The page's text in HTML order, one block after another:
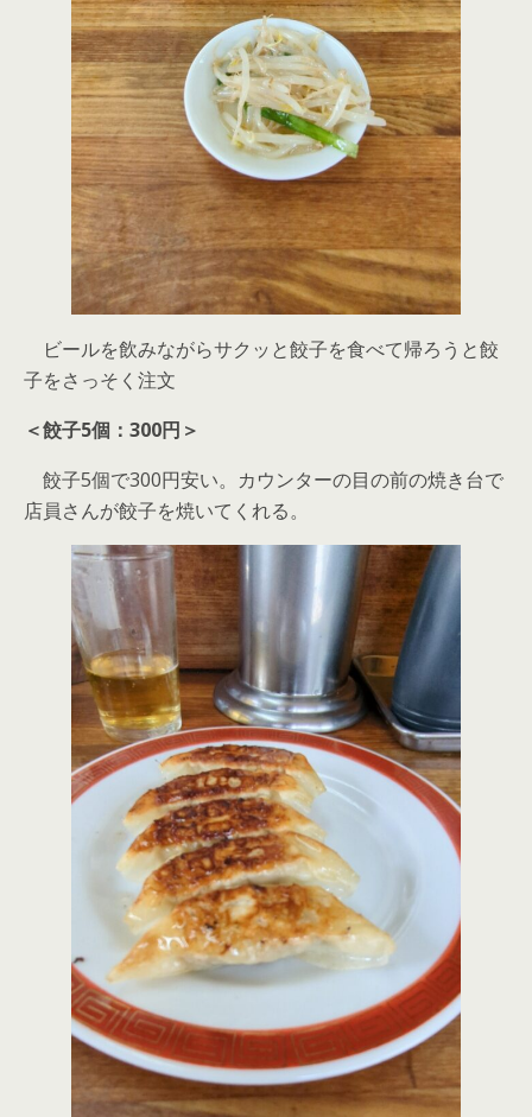
ビールを飲みながらサクッと餃子を食べて帰ろうと餃
子をさっそく注文
＜餃子5個：300円＞
餃子5個で300円安い。カウンターの目の前の焼き台で
店員さんが餃子を焼いてくれる。